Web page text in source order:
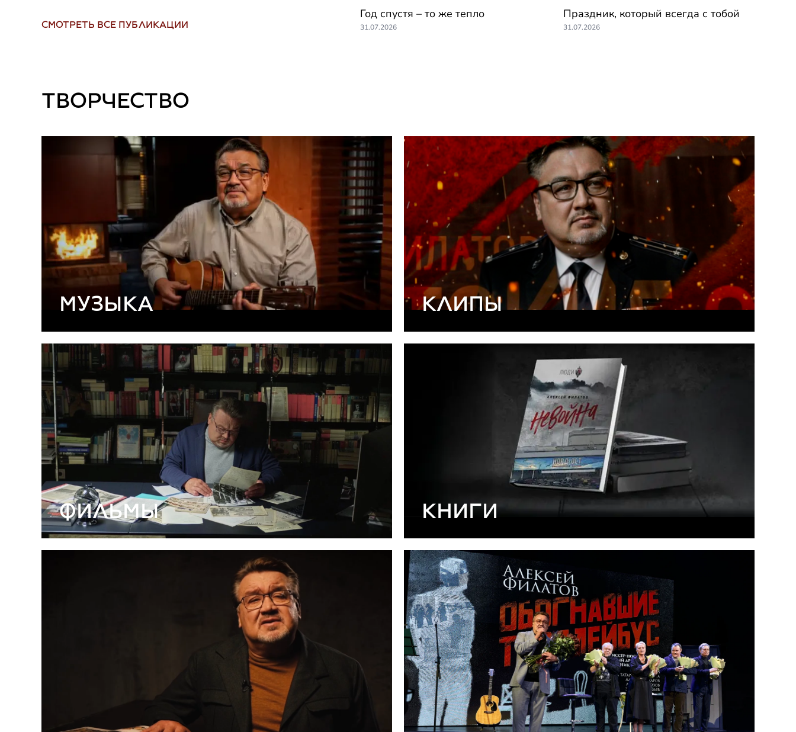
СМОТРЕТЬ ВСЕ ПУБЛИКАЦИИ
Год спустя – то же тепло
31.07.2026
Праздник, который всегда с тобой
31.07.2026
ТВОРЧЕСТВО
МУЗЫКА КЛИПЫ
ФИЛЬМЫ КНИГИ